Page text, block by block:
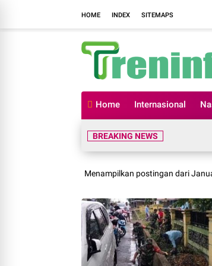
HOME INDEX SITEMAPS
Home Internasional
BREAKING NEWS
Menampilkan postingan dari